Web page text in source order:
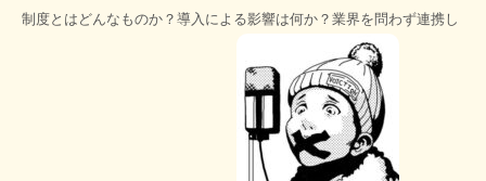
制度とはどんなものか？導入による影響は何か？業界を問わず連携し